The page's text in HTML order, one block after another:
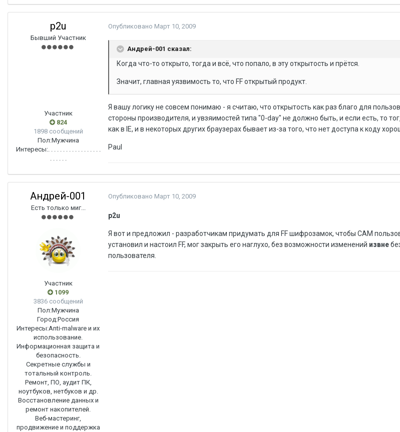
p2u
Бывший Участник
Участник
824
1898 сообщений
Пол:Мужчина
Интересы:. . . . . . . . . . . . . . . . . .
. . . . . .
Опубликовано Март 10, 2009
Андрей-001 сказал:
Когда что-то открыто, тогда и всё, что попало, в эту открытость и прётся.
Значит, главная уязвимость то, что FF открытый продукт.
Я вашу логику не совсем понимаю - я считаю, что открытость как раз благо для
стороны производителя, и увзяимостей типа "0-day" не должно быть, и если есть, то
как в IE, и в некоторых других браузерах бывает из-за того, что нет доступа к коду
Paul
Андрей-001
Есть только миг...
Участник
1099
3836 сообщений
Пол:Мужчина
Город:Россия
Интересы:Anti-malware и их
использование.
Информационная защита и
безопасность.
Секретные службы и
тотальный контроль.
Ремонт, ПО, аудит ПК,
ноутбуков, нетбуков и др.
Восстановление данных и
ремонт накопителей.
Веб-мастеринг,
продвижение и поддержка
Опубликовано Март 10, 2009
p2u
Я вот и предложил - разработчикам придумать для FF шифрозамок, чтобы САМ
установил и настоил FF, мог закрыть его наглухо, без возможности изменений извне
пользователя.